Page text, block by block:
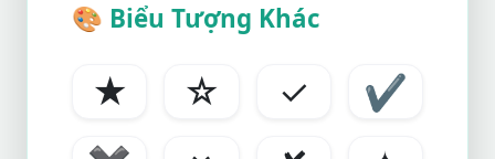
🎨 Biểu Tượng Khác
★ ☆ ✓
✔